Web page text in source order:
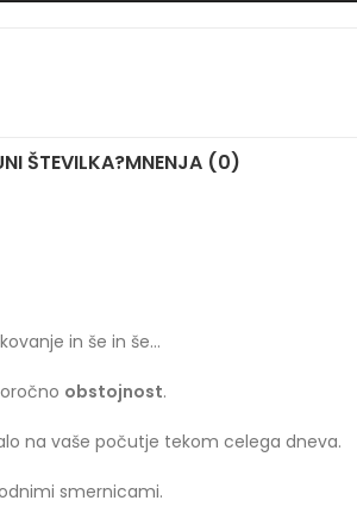
ŠTEVILKA?MNENJA (0)
in še in še…
obstojnost.
na vaše počutje tekom celega dneva.
smernicami.